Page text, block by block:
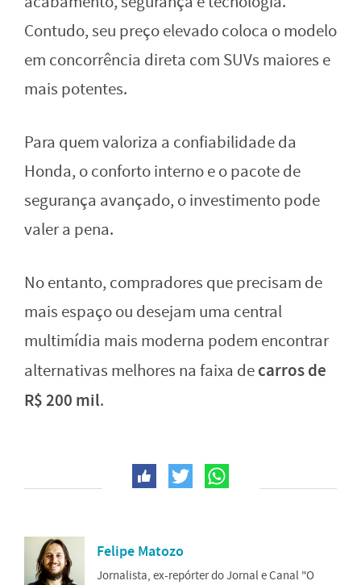
Contudo, seu preço elevado coloca o modelo
em concorrência direta com SUVs maiores e
mais potentes.
Para quem valoriza a confiabilidade da
Honda, o conforto interno e o pacote de
segurança avançado, o investimento pode
valer a pena.
No entanto, compradores que precisam de
mais espaço ou desejam uma central
multimídia mais moderna podem encontrar
alternativas melhores na faixa decarros de
R$ 200 mil.
Felipe Matozo
Jornalista, ex-repórter do Jornal e Canal "O